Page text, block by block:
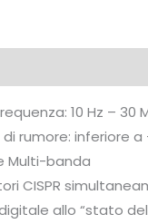
10 Hz – 30
di rumore: inferiore
Multi-banda
CISPR
allo “stato